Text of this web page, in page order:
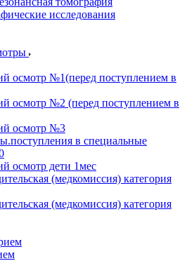
исследования
осмотр №1(перед поступлением в
осмотр №2 (перед поступлением в
осмотр №3
в специальные
осмотр дети 1мес
(медкомиссия) категория
(медкомиссия) категория